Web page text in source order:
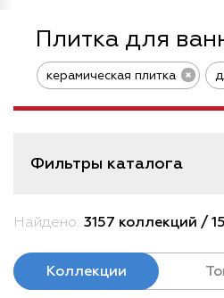
Плитка для
керамическая плитка
Коллекции
Найдено: 3157 коллекций /
Фильтры каталога